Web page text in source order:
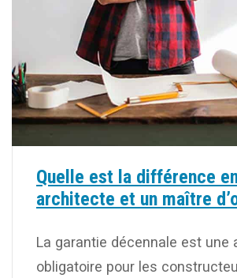
Quelle est la différence
architecte et un maître
La garantie décennale est une
obligatoire pour les